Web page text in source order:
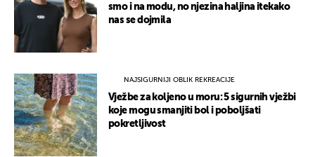
smo i na modu, no njezina haljina itekako
nas se dojmila
NAJSIGURNIJI OBLIK REKREACIJE
Vježbe za koljeno u moru: 5 sigurnih vježbi
koje mogu smanjiti bol i poboljšati
pokretljivost